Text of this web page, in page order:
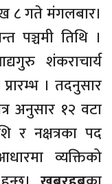
८ गते मंगलबार।
पञ्चमी तिथि ।
शंकराचार्य
प्रारम्भ । तदनुसार
अनुसार १२ वटा
र नक्षत्रका पद
व्यक्तिको